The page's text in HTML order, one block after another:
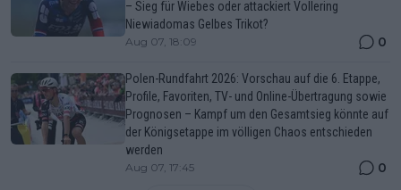
– Sieg für Wiebes oder attackiert Vollering
Niewiadomas Gelbes Trikot?
Aug 07, 18:09 0
Polen-Rundfahrt 2026: Vorschau auf die 6. Etappe,
Profile, Favoriten, TV- und Online-Übertragung sowie
Prognosen – Kampf um den Gesamtsieg könnte auf
der Königsetappe im völligen Chaos entschieden
werden
Aug 07, 17:45 0